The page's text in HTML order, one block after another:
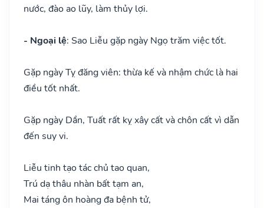
nước, đào ao lũy, làm thủy lợi.
- Ngoại lệ: Sao Liễu gặp ngày Ngọ trăm việc tốt.
Gặp ngày Tỵ đăng viên: thừa kế và nhậm chức là hai
điều tốt nhất.
Gặp ngày Dần, Tuất rất kỵ xây cất và chôn cất vì dẫn
đến suy vi.
Liễu tinh tạo tác chủ tao quan,
Trú dạ thâu nhàn bất tạm an,
Mai táng ôn hoàng đa bệnh tử,